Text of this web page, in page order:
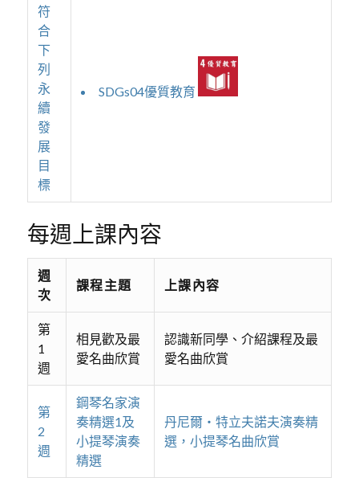
符
合
下
列
永
續
發
展
目
標
SDGs04優質教育
每週上課內容
週
次
課程主題 上課內容
第
1
週
相見歡及最
愛名曲欣賞
認識新同學、介紹課程及最
愛名曲欣賞
第
2
週
鋼琴名家演
奏精選1及
小提琴演奏
精選
丹尼爾‧特立夫諾夫演奏精
選，小提琴名曲欣賞